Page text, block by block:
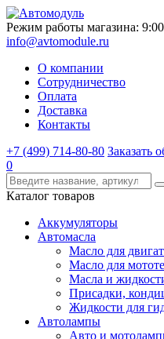
Режим работы магазина:
info@avtomodule.ru
О компании
Сотрудничество
Оплата
Доставка
Контакты
+7 (499) 714-80-80 Заказать
0
Каталог товаров
Аккумуляторы
Автомасла
Масло для
Масло для
Масла и
Присадки,
Жидкости для
Автолампы
Авто и